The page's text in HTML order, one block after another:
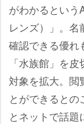
がわかるという
レンズ）」。
確認できる優れ
「水族館」を
対象を拡大。閲
とができるとの
とネットで話